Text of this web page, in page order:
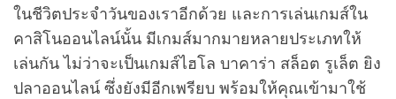
ในชีวิตประจำวันของเราอีกด้วย และการเล่นเกมส์ใน
คาสิโนออนไลน์นั้น มีเกมส์มากมายหลายประเภทให้
เล่นกัน ไม่ว่าจะเป็นเกมส์ไฮโล บาคาร่า สล็อต รูเล็ต ยิง
ปลาออนไลน์ ซึ่งยังมีอีกเพรียบ พร้อมให้คุณเข้ามาใช้